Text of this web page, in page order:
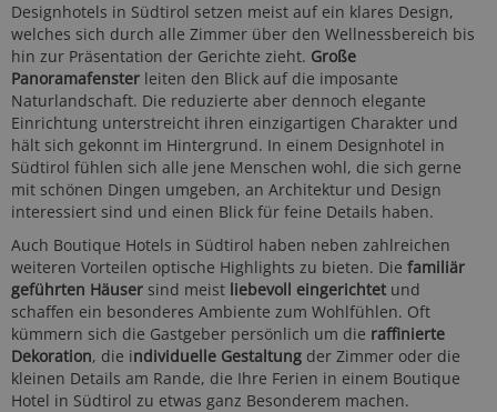
Designhotels in Südtirol setzen meist auf ein klares Design,
welches sich durch alle Zimmer über den Wellnessbereich bis
hin zur Präsentation der Gerichte zieht. Große
Panoramafenster leiten den Blick auf die imposante
Naturlandschaft. Die reduzierte aber dennoch elegante
Einrichtung unterstreicht ihren einzigartigen Charakter und
hält sich gekonnt im Hintergrund. In einem Designhotel in
Südtirol fühlen sich alle jene Menschen wohl, die sich gerne
mit schönen Dingen umgeben, an Architektur und Design
interessiert sind und einen Blick für feine Details haben.
Auch Boutique Hotels in Südtirol haben neben zahlreichen
weiteren Vorteilen optische Highlights zu bieten. Die familiär
geführten Häuser sind meist liebevoll eingerichtet und
schaffen ein besonderes Ambiente zum Wohlfühlen. Oft
kümmern sich die Gastgeber persönlich um die raffinierte
Dekoration, die individuelle Gestaltung der Zimmer oder die
kleinen Details am Rande, die Ihre Ferien in einem Boutique
Hotel in Südtirol zu etwas ganz Besonderem machen.